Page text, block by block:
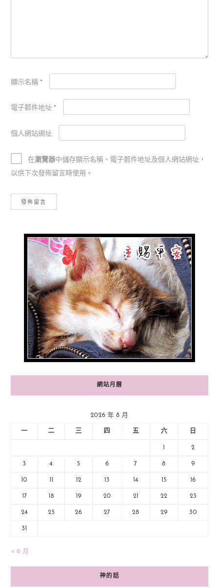
顯示名稱 *
電子郵件地址 *
個人網站網址
在瀏覽器中儲存顯示名稱、電子郵件地址及個人網站網址，
以供下次發佈留言時使用。
網站月曆
2026 年 8 月
一 二 三 四 五 六 日
1 2
3 4 5 6 7 8 9
10 11 12 13 14 15 16
17 18 19 20 21 22 23
24 25 26 27 28 29 30
31
« 6 月
神的話